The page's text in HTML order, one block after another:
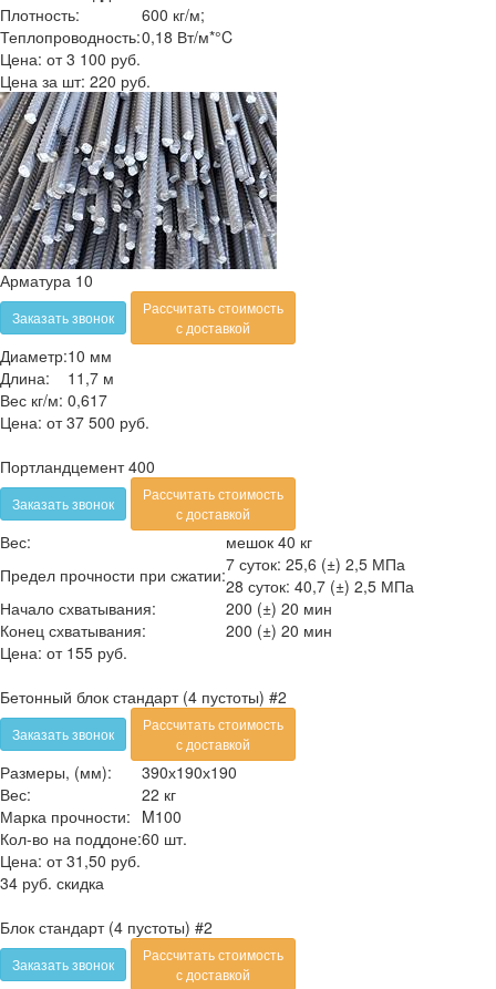
Плотность:
600 кг/м;
Теплопроводность:0,18 Вт/м*°C
Цена: от 3 100 руб.
Цена за шт: 220 руб.
Арматура 10
Заказать звонок
Рассчитать стоимость
с доставкой
Диаметр:10 мм
Длина:
11,7 м
Вес кг/м: 0,617
Цена: от 37 500 руб.
Портландцемент 400
Заказать звонок
Рассчитать стоимость
с доставкой
Вес:
мешок 40 кг
Предел прочности при сжатии:7 суток: 25,6 (±) 2,5 МПа
28 суток: 40,7 (±) 2,5 МПа
Начало схватывания:
200 (±) 20 мин
Конец схватывания:
200 (±) 20 мин
Цена: от 155 руб.
Бетонный блок стандарт (4 пустоты) #2
Заказать звонок
Рассчитать стоимость
с доставкой
Размеры, (мм):
390х190х190
Вес:
22 кг
Марка прочности: M100
Кол-во на поддоне:60 шт.
Цена: от 31,50 руб.
34 руб. скидка
Блок стандарт (4 пустоты) #2
Заказать звонок
Рассчитать стоимость
с доставкой